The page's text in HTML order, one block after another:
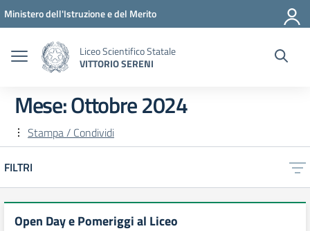
Vai ai contenuti
Vai al menu di navigazione
Vai al footer
Ministero dell'Istruzione e del Merito
Liceo Scientifico Statale
VITTORIO SERENI
Mese:Ottobre 2024
Stampa / Condividi
FILTRI
Open Day e Pomeriggi al Liceo